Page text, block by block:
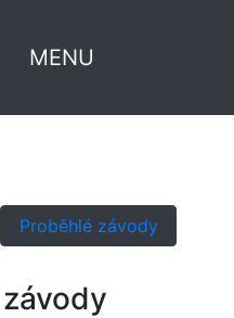
MENU
Proběhlé závody